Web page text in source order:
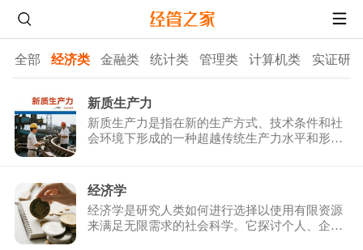
全部 经济类 金融类 统计类 管理类 计算机类 实证研究
新质生产力
新质生产力是指在新的生产方式、技术条件和社
会环境下形成的一种超越传统生产力水平和形态
经济学
经济学是研究人类如何进行选择以使用有限资源
来满足无限需求的社会科学。它探讨个人、企